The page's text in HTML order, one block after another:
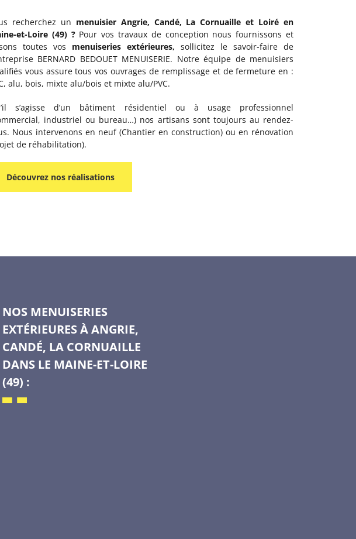
recherchez un menuisier Angrie, Candé, La Cornuaille et Loiré en
et-Loire (49) ?Pour vos travaux de conception nous fournissons et
toutes vos menuiseries extérieures, sollicitez le savoir-faire de
BERNARD BEDOUET MENUISERIE. Notre équipe de menuisiers
vous assure tous vos ouvrages de remplissage et de fermeture en :
alu, bois, mixte alu/bois et mixte alu/PVC.
s’agisse d’un bâtiment résidentiel ou à usage professionnel
industriel ou bureau…) nos artisans sont toujours au rendez-
Nous intervenons en neuf (Chantier en construction) ou en rénovation
de réhabilitation).
Découvrez nos réalisations
NOS MENUISERIES
EXTÉRIEURES À ANGRIE,
CANDÉ, LA CORNUAILLE
DANS LE MAINE-ET-LOIRE
(49) :